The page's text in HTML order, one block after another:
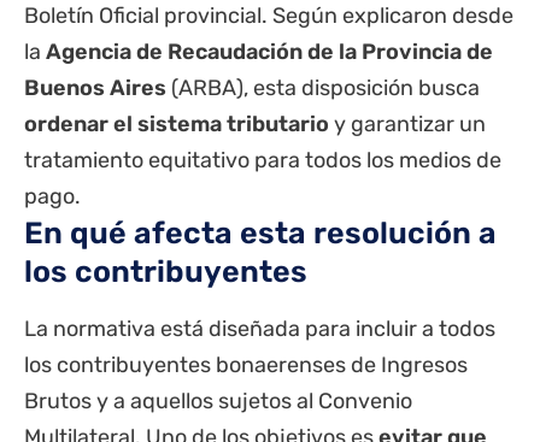
Boletín Oficial provincial. Según explicaron desde
la Agencia de Recaudación de la Provincia de
Buenos Aires (ARBA), esta disposición busca
ordenar el sistema tributario y garantizar un
tratamiento equitativo para todos los medios de
pago.
En qué afecta esta resolución a
los contribuyentes
La normativa está diseñada para incluir a todos
los contribuyentes bonaerenses de Ingresos
Brutos y a aquellos sujetos al Convenio